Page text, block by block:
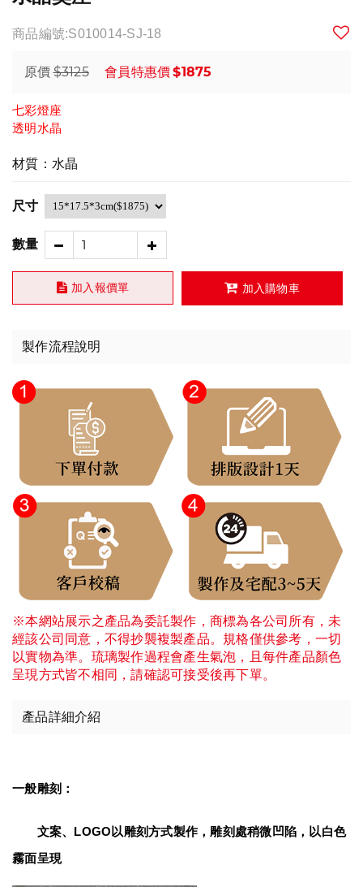
商品編號:S010014-SJ-18
原價 $3125 會員特惠價$1875
七彩燈座
透明水晶
材質：水晶
尺寸
數量
加入報價單 加入購物車
製作流程說明
※本網站展示之產品為委託製作，商標為各公司所有，未
經該公司同意，不得抄襲複製產品。規格僅供參考，一切
以實物為準。琉璃製作過程會產生氣泡，且每件產品顏色
呈現方式皆不相同，請確認可接受後再下單。
產品詳細介紹
一般雕刻：
文案、LOGO以雕刻方式製作，雕刻處稍微凹陷，以白色
霧面呈現